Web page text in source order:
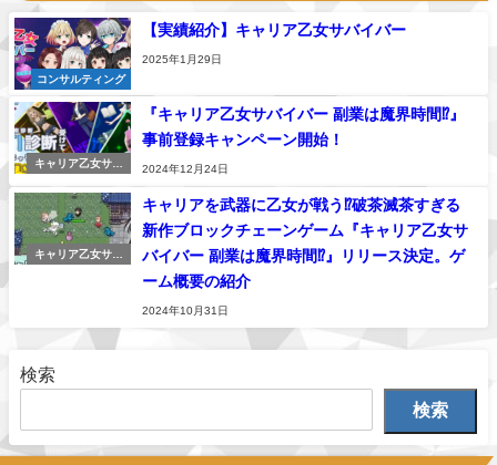
コンサルティング
【実績紹介】キャリア乙女サバイバー
2025年1月29日
キャリア乙女サバ
『キャリア乙女サバイバー 副業は魔界時間⁉』
事前登録キャンペーン開始！
2024年12月24日
キャリア乙女サバ
キャリアを武器に乙女が戦う⁉破茶滅茶すぎる
新作ブロックチェーンゲーム『キャリア乙女サ
バイバー 副業は魔界時間⁉』リリース決定。ゲ
ーム概要の紹介
2024年10月31日
検索
検索